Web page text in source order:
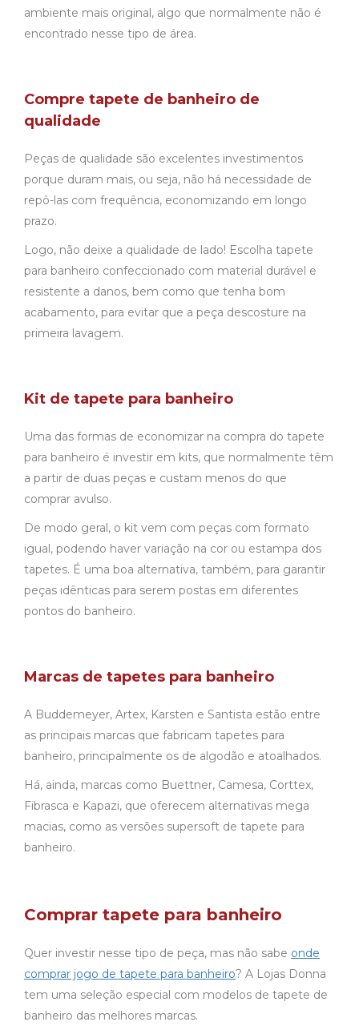
ambiente mais original, algo que normalmente não é
encontrado nesse tipo de área.
Compre tapete de banheiro de
qualidade
Peças de qualidade são excelentes investimentos
porque duram mais, ou seja, não há necessidade de
repô-las com frequência, economizando em longo
prazo.
Logo, não deixe a qualidade de lado! Escolha tapete
para banheiro confeccionado com material durável e
resistente a danos, bem como que tenha bom
acabamento, para evitar que a peça descosture na
primeira lavagem.
Kit de tapete para banheiro
Uma das formas de economizar na compra do tapete
para banheiro é investir em kits, que normalmente têm
a partir de duas peças e custam menos do que
comprar avulso.
De modo geral, o kit vem com peças com formato
igual, podendo haver variação na cor ou estampa dos
tapetes. É uma boa alternativa, também, para garantir
peças idênticas para serem postas em diferentes
pontos do banheiro.
Marcas de tapetes para banheiro
A Buddemeyer, Artex, Karsten e Santista estão entre
as principais marcas que fabricam tapetes para
banheiro, principalmente os de algodão e atoalhados.
Há, ainda, marcas como Buettner, Camesa, Corttex,
Fibrasca e Kapazi, que oferecem alternativas mega
macias, como as versões supersoft de tapete para
banheiro.
Comprar tapete para banheiro
Quer investir nesse tipo de peça, mas não sabe onde
comprar jogo de tapete para banheiro? A Lojas Donna
tem uma seleção especial com modelos de tapete de
banheiro das melhores marcas.